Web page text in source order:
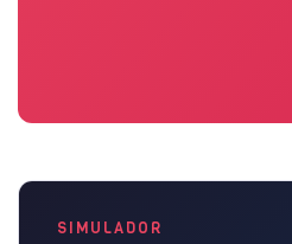
SIMULADOR